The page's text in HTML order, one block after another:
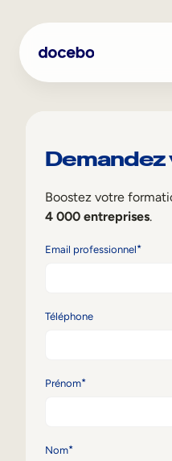
Onboarding des
Aide à la vente
Formation première ligne
Boostez votre
4 000 entreprises.
Email professionnel*
Téléphone
Prénom*
Nom*